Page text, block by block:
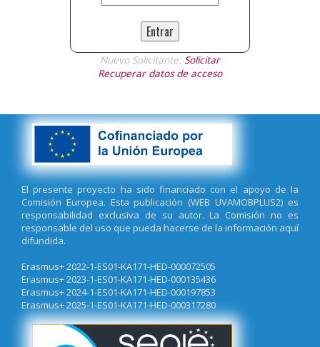
ESTUDIOS Grado y Máster SMS - Curso 2026-27
[Destacado]Convocatoria - Primera Convocatoria Curso 2026-
2027 - Movilidad Entrante Prácticas PhD&Master (SMP)
[Destacado] Convocatoria - Convocatoria Extraordinaria (BAU) -
Movilidad Entrante Personal Docente - Curso 2025-26
[Destacado]Convocatoria - Convocatoria 12th Staff Week
(movilidad entrante, rel. internacionales) - 25-29 Mayo 2026 -
Curso 2025-26
[Destacado]
[Destacado]Convocatoria - Movilidad Saliente PTGAS UVa -
Curso 2025-2026
[Destacado]Convocatoria - Convocatoria BIP Erasmus+ KA171
(BIP in BIOCARBON) - Estudiantes&Staff entrantes - Curso 25-26
Nuevo Solicitante: Solicitar
Recuperar datos de acceso
El presente proyecto ha sido financiado con el apoyo de la
Comisión Europea. Esta publicación (WEB UVAMOBPLUS2) es
responsabilidad exclusiva de su autor. La Comisión no es
responsable del uso que pueda hacerse de la información aquí
difundida.
Erasmus+ 2022-1-ES01-KA171-HED-000072505
Erasmus+ 2023-1-ES01-KA171-HED-000135436
Erasmus+ 2024-1-ES01-KA171-HED-000197853
Erasmus+ 2025-1-ES01-KA171-HED-000317280